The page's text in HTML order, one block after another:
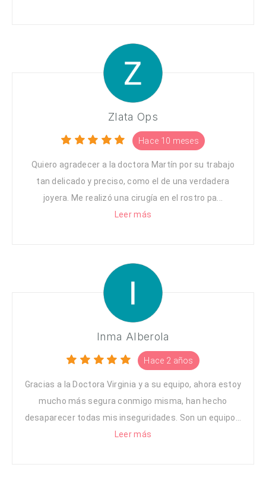
Zlata Ops
Hace 10 meses
Quiero agradecer a la doctora Martín por su trabajo
tan delicado y preciso, como el de una verdadera
joyera. Me realizó una cirugía en el rostro pa...
Leer más
Inma Alberola
Hace 2 años
Gracias a la Doctora Virginia y a su equipo, ahora estoy
mucho más segura conmigo misma, han hecho
desaparecer todas mis inseguridades. Son un equipo...
Leer más